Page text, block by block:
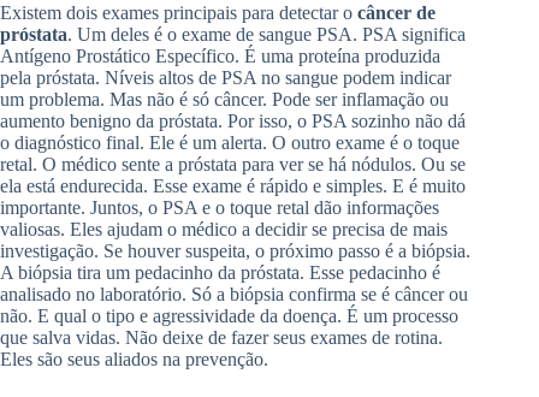
Existem dois exames principais para detectar o câncer de
próstata. Um deles é o exame de sangue PSA. PSA significa
Antígeno Prostático Específico. É uma proteína produzida
pela próstata. Níveis altos de PSA no sangue podem indicar
um problema. Mas não é só câncer. Pode ser inflamação ou
aumento benigno da próstata. Por isso, o PSA sozinho não dá
o diagnóstico final. Ele é um alerta. O outro exame é o toque
retal. O médico sente a próstata para ver se há nódulos. Ou se
ela está endurecida. Esse exame é rápido e simples. E é muito
importante. Juntos, o PSA e o toque retal dão informações
valiosas. Eles ajudam o médico a decidir se precisa de mais
investigação. Se houver suspeita, o próximo passo é a biópsia.
A biópsia tira um pedacinho da próstata. Esse pedacinho é
analisado no laboratório. Só a biópsia confirma se é câncer ou
não. E qual o tipo e agressividade da doença. É um processo
que salva vidas. Não deixe de fazer seus exames de rotina.
Eles são seus aliados na prevenção.